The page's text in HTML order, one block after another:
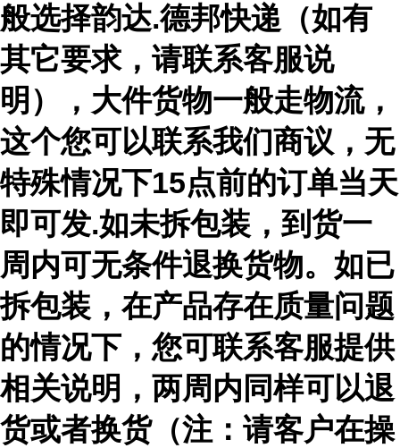
般选择韵达.德邦快递（如有
其它要求，请联系客服说
明），大件货物一般走物流，
这个您可以联系我们商议，无
特殊情况下15点前的订单当天
即可发.如未拆包装，到货一
周内可无条件退换货物。如已
拆包装，在产品存在质量问题
的情况下，您可联系客服提供
相关说明，两周内同样可以退
货或者换货（注：请客户在操